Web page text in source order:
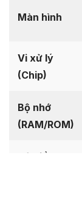
Màn hình
Vi xử lý
(Chip)
Bộ nhớ
(RAM/ROM)
Hệ điều